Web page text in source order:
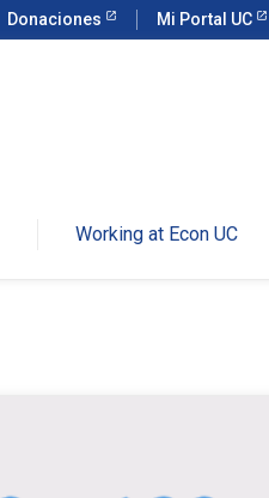
Donaciones Mi Portal UC
Working at Econ UC